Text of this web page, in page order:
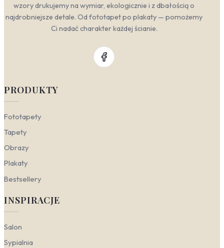
wzory drukujemy na wymiar, ekologicznie i z dbałością o
najdrobniejsze detale. Od fototapet po plakaty — pomożemy
Ci nadać charakter każdej ścianie.
PRODUKTY
Fototapety
Tapety
Obrazy
Plakaty
Bestsellery
INSPIRACJE
Salon
Sypialnia